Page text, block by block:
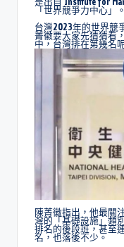
「世界競爭力中心」。
台灣2023年的世界競
菁徽要大家先猜猜看
中，台灣排在第幾名
陳菁徽指出，他最關
灣的「基礎設施」類
排名的後段班，甚至
名，也落後不少。